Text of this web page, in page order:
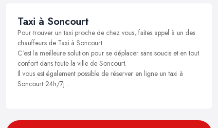
Taxi à Soncourt
Pour trouver un taxi proche de chez vous, faites appel à un des
chauffeurs de Taxi à Soncourt .
C’est la meilleure solution pour se déplacer sans soucis et en tout
confort dans toute la ville de Soncourt.
Il vous est également possible de réserver en ligne un taxi à
Soncourt 24h/7j .